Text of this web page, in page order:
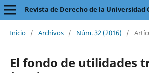
Inicio / Archivos / Núm. 32 (2016) /
El fondo de utilidades